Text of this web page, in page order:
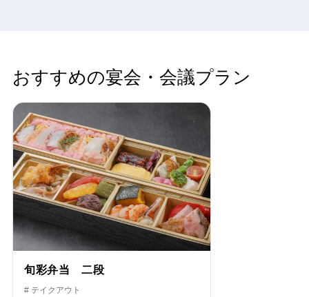
おすすめの宴会・会議プラン
旬彩弁当 二段
# テイクアウト